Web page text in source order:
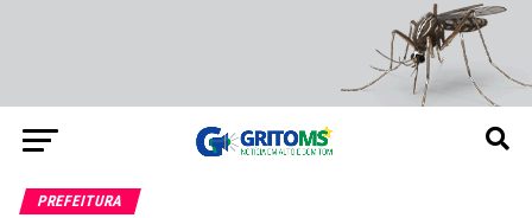
PREFEITURA